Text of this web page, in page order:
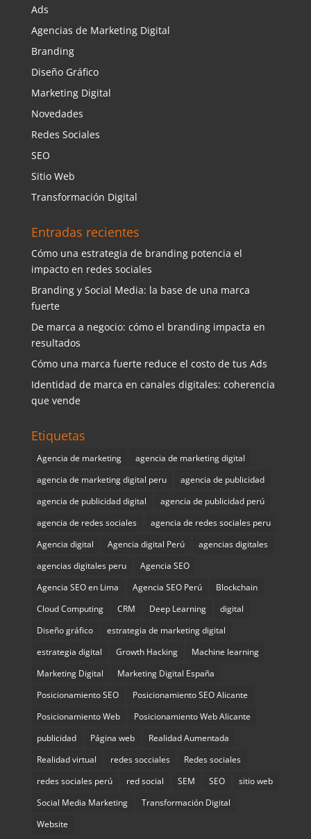
Ads
Agencias de Marketing Digital
Branding
Diseño Gráfico
Marketing Digital
Novedades
Redes Sociales
SEO
Sitio Web
Transformación Digital
Entradas recientes
Cómo una estrategia de branding potencia el
impacto en redes sociales
Branding y Social Media: la base de una marca
fuerte
De marca a negocio: cómo el branding impacta en
resultados
Cómo una marca fuerte reduce el costo de tus Ads
Identidad de marca en canales digitales: coherencia
que vende
Etiquetas
Agencia de marketing
agencia de marketing digital
agencia de marketing digital peru
agencia de publicidad
agencia de publicidad digital
agencia de publicidad perú
agencia de redes sociales
agencia de redes sociales peru
Agencia digital
Agencia digital Perú
agencias digitales
agencias digitales peru
Agencia SEO
Agencia SEO en Lima
Agencia SEO Perú
Blockchain
Cloud Computing
CRM Deep Learning
digital
Diseño gráfico
estrategia de marketing digital
estrategia digital
Growth Hacking
Machine learning
Marketing Digital
Marketing Digital España
Posicionamiento SEO
Posicionamiento SEO Alicante
Posicionamiento Web
Posicionamiento Web Alicante
publicidad
Página web
Realidad Aumentada
Realidad virtual
redes socciales
Redes sociales
redes sociales perú
red social SEM SEO
sitio web
Social Media Marketing
Transformación Digital
Website